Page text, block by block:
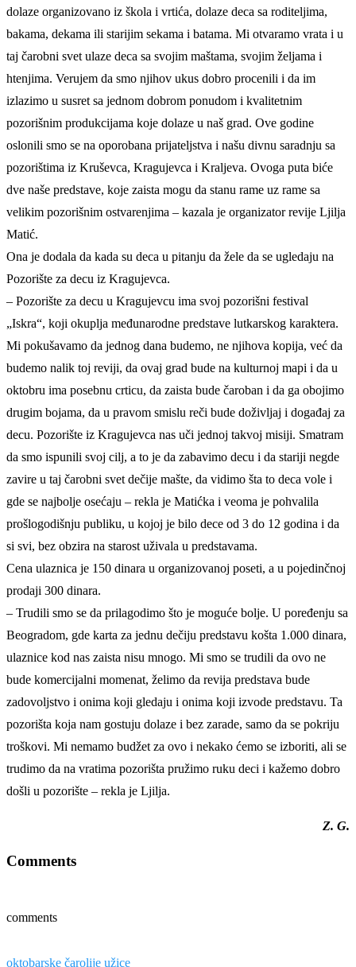
dolaze organizovano iz škola i vrtića, dolaze deca sa roditeljima,
bakama, dekama ili starijim sekama i batama. Mi otvaramo vrata i u
taj čarobni svet ulaze deca sa svojim maštama, svojim željama i
htenjima. Verujem da smo njihov ukus dobro procenili i da im
izlazimo u susret sa jednom dobrom ponudom i kvalitetnim
pozorišnim produkcijama koje dolaze u naš grad. Ove godine
oslonili smo se na oporobana prijateljstva i našu divnu saradnju sa
pozorištima iz Kruševca, Kragujevca i Kraljeva. Ovoga puta biće
dve naše predstave, koje zaista mogu da stanu rame uz rame sa
velikim pozorišnim ostvarenjima – kazala je organizator revije Ljilja
Matić.
Ona je dodala da kada su deca u pitanju da žele da se ugledaju na
Pozorište za decu iz Kragujevca.
– Pozorište za decu u Kragujevcu ima svoj pozorišni festival
„Iskra“, koji okuplja međunarodne predstave lutkarskog karaktera.
Mi pokušavamo da jednog dana budemo, ne njihova kopija, već da
budemo nalik toj reviji, da ovaj grad bude na kulturnoj mapi i da u
oktobru ima posebnu crticu, da zaista bude čaroban i da ga obojimo
drugim bojama, da u pravom smislu reči bude doživljaj i događaj za
decu. Pozorište iz Kragujevca nas uči jednoj takvoj misiji. Smatram
da smo ispunili svoj cilj, a to je da zabavimo decu i da stariji negde
zavire u taj čarobni svet dečije mašte, da vidimo šta to deca vole i
gde se najbolje osećaju – rekla je Matićka i veoma je pohvalila
prošlogodišnju publiku, u kojoj je bilo dece od 3 do 12 godina i da
si svi, bez obzira na starost uživala u predstavama.
Cena ulaznica je 150 dinara u organizovanoj poseti, a u pojedinčnoj
prodaji 300 dinara.
– Trudili smo se da prilagodimo što je moguće bolje. U poređenju sa
Beogradom, gde karta za jednu dečiju predstavu košta 1.000 dinara,
ulaznice kod nas zaista nisu mnogo. Mi smo se trudili da ovo ne
bude komercijalni momenat, želimo da revija predstava bude
zadovoljstvo i onima koji gledaju i onima koji izvode predstavu. Ta
pozorišta koja nam gostuju dolaze i bez zarade, samo da se pokriju
troškovi. Mi nemamo budžet za ovo i nekako ćemo se izboriti, ali se
trudimo da na vratima pozorišta pružimo ruku deci i kažemo dobro
došli u pozorište – rekla je Ljilja.
Z. G.
Comments
comments
oktobarske čarolije užice